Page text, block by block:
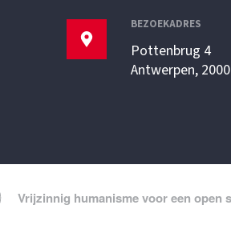
BEZOEKADRES
Pottenbrug 4
Antwerpen, 2000